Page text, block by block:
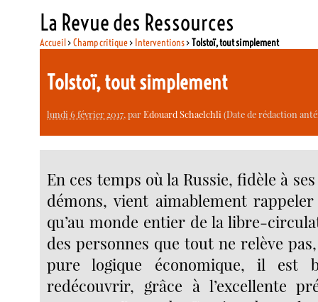
La Revue des Ressources
Accueil>Champ critique> Interventions>Tolstoï, tout simplement
Tolstoï, tout simplement
lundi 6 février 2017, parEdouard Schaelchli (Date de rédaction
En ces temps où la Russie, fidèle à
démons, vient aimablement
qu’au monde entier de la libre-
des personnes que tout ne relève
pure logique économique, il est
redécouvrir, grâce à l’excellente